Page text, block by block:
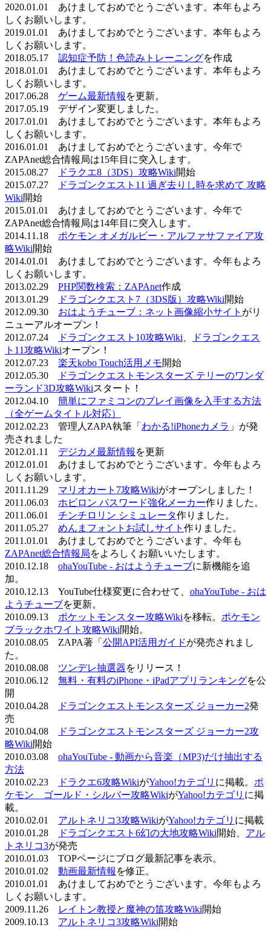
2020.01.01 あけましておめでとうございます。本年もよろ
しくお願いします。
2019.01.01 あけましておめでとうございます。本年もよろ
しくお願いします。
2018.05.17 認知症予防！色読みトレーニングを作成
2018.01.01 あけましておめでとうございます。本年もよろ
しくお願いします。
2017.06.28 ゲーム最新情報 を更新。
2017.05.19 デザイン変更しました。
2017.01.01 あけましておめでとうございます。本年もよろ
しくお願いします。
2016.01.01 あけましておめでとうございます。今年で
ZAPAnet総合情報局は15年目に突入します。
2015.08.27
ドラクエ8（3DS）攻略Wiki開始
2015.07.27
ドラゴンクエスト11 過ぎ去りし時を求めて 攻略
Wiki開始
2015.01.01 あけましておめでとうございます。今年で
ZAPAnet総合情報局は14年目に突入します。
2014.11.18 ポケモン オメガルビー・アルファサファイア攻
略Wiki開始
2014.01.01 あけましておめでとうございます。今年もよろ
しくお願いします。
2013.02.29 PHP関数検索：ZAPAnet作成
2013.01.29
ドラゴンクエスト7（3DS版）攻略Wiki開始
2012.09.30 おはようチューブ：ネット画像縮小サイト がリ
ニューアルオープン！
2012.07.24
ドラゴンクエスト10攻略Wiki
ドラゴンクエス
ト11攻略Wikiオープン！
2012.07.23 楽天kobo Touch活用メモ開始
2012.05.30
ドラゴンクエストモンスターズ テリーのワンダ
ーランド3D攻略Wikiスタート！
2012.04.10 簡単にファミコンのプレイ画像を入手する方法
（全ゲームタイトル対応）
2012.02.23 管理人ZAPA執筆「 わかる!iPhoneカメラ 」が発
売されました
2012.01.11 デジカメ最新情報 を更新
2012.01.01 あけましておめでとうございます。今年もよろ
しくお願いします。
2011.11.29 マリオカート7攻略Wikiがオープンしました！
2011.06.03 ホビロン パスワード強化メーカー作りました。
2011.06.01 チンチロリン シミュレータ作りました。
2011.05.27 めんまフォントお試しサイト 作りました。
2011.01.01 あけましておめでとうございます。今年も
ZAPAnet総合情報局をよろしくお願いいたします。
2010.12.18 ohaYouTube - おはようチューブに新機能を追
加。
2010.12.13 YouTube仕様変更に合わせて、 ohaYouTube - おは
ようチューブを更新。
2010.09.13 ポケットモンスター攻略Wikiを移転。 ポケモン
ブラックホワイト攻略Wiki開始。
2010.08.05 ZAPA著「 公開API活用ガイドが発売されまし
た。
2010.08.08 ツンデレ抽選器をリリース！
2010.06.12 無料・有料のiPhone・iPadアプリランキングを公
開
2010.04.28
ドラゴンクエストモンスターズ ジョーカー2発
売
2010.04.08
ドラゴンクエストモンスターズ ジョーカー2攻
略Wiki開始
2010.03.08 ohaYouTube - 動画から音楽（MP3)だけ抽出する
方法
2010.02.23
ドラクエ6攻略WikiがYahoo!カテゴリ に掲載。 ポ
ケモン ゴールド・シルバー攻略WikiがYahoo!カテゴリ に掲
載。
2010.02.01 アルトネリコ3攻略WikiがYahoo!カテゴリ に掲載
2010.01.28
ドラゴンクエスト6幻の大地攻略Wiki開始、 アル
トネリコ3が発売
2010.01.03 TOPページにブログ最新記事を表示。
2010.01.02 動画最新情報 を修正。
2010.01.01 あけましておめでとうございます。今年もよろ
しくお願いします。
2009.11.26
レイトン教授と魔神の笛攻略Wiki開始
2009.10.13 アルトネリコ3攻略Wiki開始